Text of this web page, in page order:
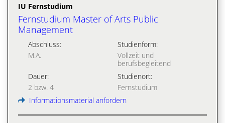
IU Fernstudium
Fernstudium Master of Arts Public
Management
Abschluss:
M.A.
Studienform:
Vollzeit und
berufsbegleitend
Dauer:
2 bzw. 4
Studienort:
Fernstudium
Informationsmaterial anfordern